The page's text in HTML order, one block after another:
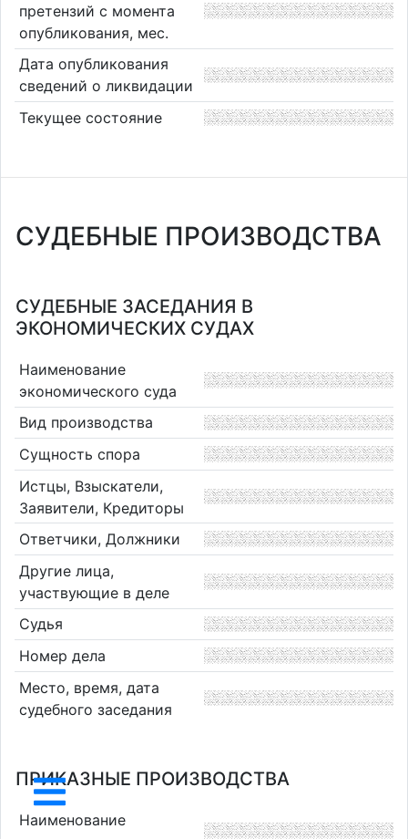
претензий с момента
опубликования, мес.
Дата опубликования
сведений о ликвидации
Текущее состояние
СУДЕБНЫЕ ПРОИЗВОДСТВА
СУДЕБНЫЕ ЗАСЕДАНИЯ В
ЭКОНОМИЧЕСКИХ СУДАХ
Наименование
экономического суда
Вид производства
Сущность спора
Истцы, Взыскатели,
Заявители, Кредиторы
Ответчики, Должники
Другие лица,
участвующие в деле
Судья
Номер дела
Место, время, дата
судебного заседания
ПРИКАЗНЫЕ ПРОИЗВОДСТВА
Наименование